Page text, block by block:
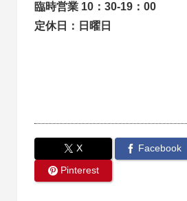
臨時営業 10：30-19：00
定休日：日曜日
X Facebook
Pinterest